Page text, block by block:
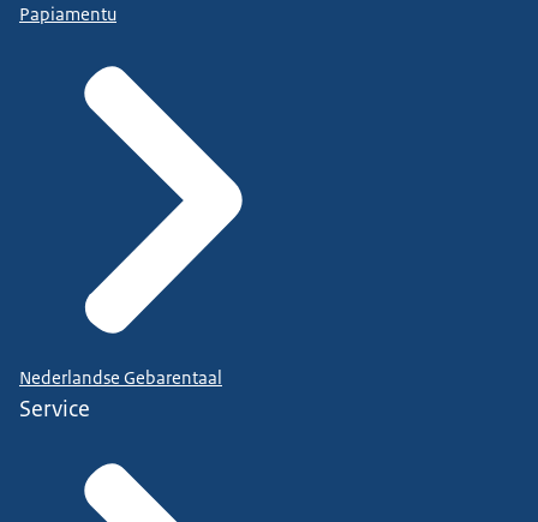
Papiamentu
Nederlandse Gebarentaal
Service